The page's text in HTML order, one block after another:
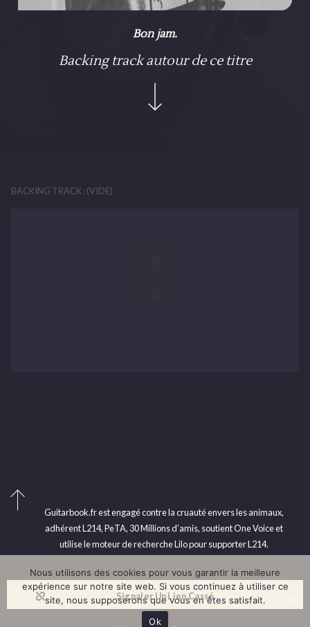
Bon jam.
Backing track autour de ce titre
BACKING TRACK : (VIDE)
Guitarbook.fr est engagé contre la cruauté envers les animaux,
adhérent L214, PeTA, 30 Millions d’amis, soutient One Voice et
utilise le moteur de recherche Lilo pour supporter L214.
Signaler Un Lien Cassé
Nous utilisons des cookies pour vous garantir la meilleure
expérience sur notre site web. Si vous continuez à utiliser ce
site, nous supposerons que vous en êtes satisfait.
Ok